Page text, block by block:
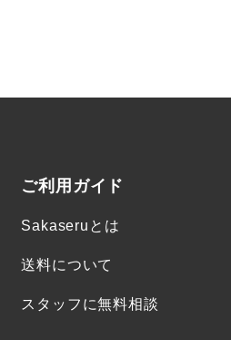
ご利用ガイド
Sakaseruとは
送料について
スタッフに無料相談